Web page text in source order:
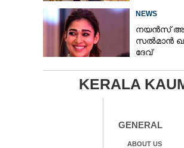
NEWS
നയൻസ്
സൽമാൻ
ദേവ്
KERALA
GENERAL
ABOUT US